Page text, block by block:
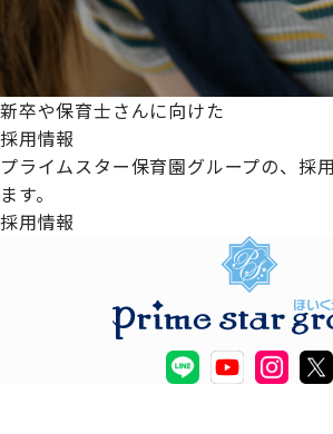
新卒や保育士さんに向けた
採用情報
プライムスター保育園グループの、採
ます。
採用情報